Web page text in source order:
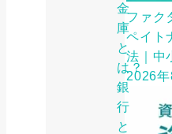
金
庫
と
は？
銀
行
と
ファク
ペイト
法｜中
2026年